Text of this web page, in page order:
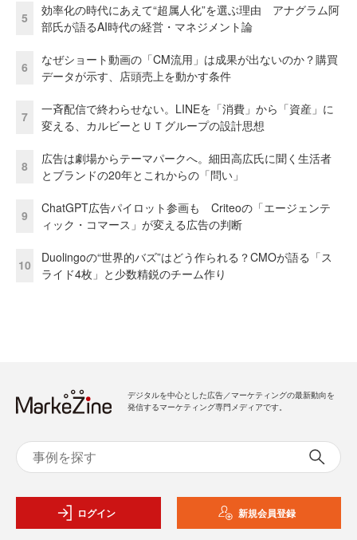
5
効率化の時代にあえて“超属人化”を選ぶ理由 アナグラム阿
部氏が語るAI時代の経営・マネジメント論
6
なぜショート動画の「CM流用」は成果が出ないのか？購買
データが示す、店頭売上を動かす条件
7
一斉配信で終わらせない。LINEを「消費」から「資産」に
変える、カルビーとＵＴグループの設計思想
8
広告は劇場からテーマパークへ。細田高広氏に聞く生活者
とブランドの20年とこれからの「問い」
9
ChatGPT広告パイロット参画も Criteoの「エージェンテ
ィック・コマース」が変える広告の判断
10
Duolingoの“世界的バズ”はどう作られる？CMOが語る「ス
ライド4枚」と少数精鋭のチーム作り
デジタルを中心とした広告／マーケティングの最新動向を
発信するマーケティング専門メディアです。
ログイン 新規会員登録